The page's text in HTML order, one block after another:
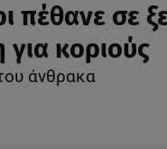
πέθανε σε
κοριούς
άνθρακα